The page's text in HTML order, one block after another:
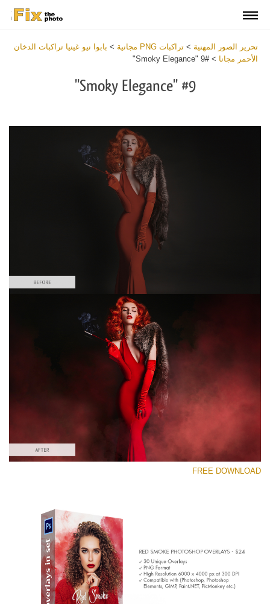
تحرير الصور المهنية > تراكبات PNG مجانية > بابوا نيو غينيا تراكبات الدخان
الأحمر مجانا >
#9 "Smoky Elegance"
#9 "Smoky Elegance"
رجاء اختر
Free PNG Overlay #9
Small 800*533px
Large 6000*4000px
Large 6000*4000px
تنزيل مجاني
FREE DOWNLOAD